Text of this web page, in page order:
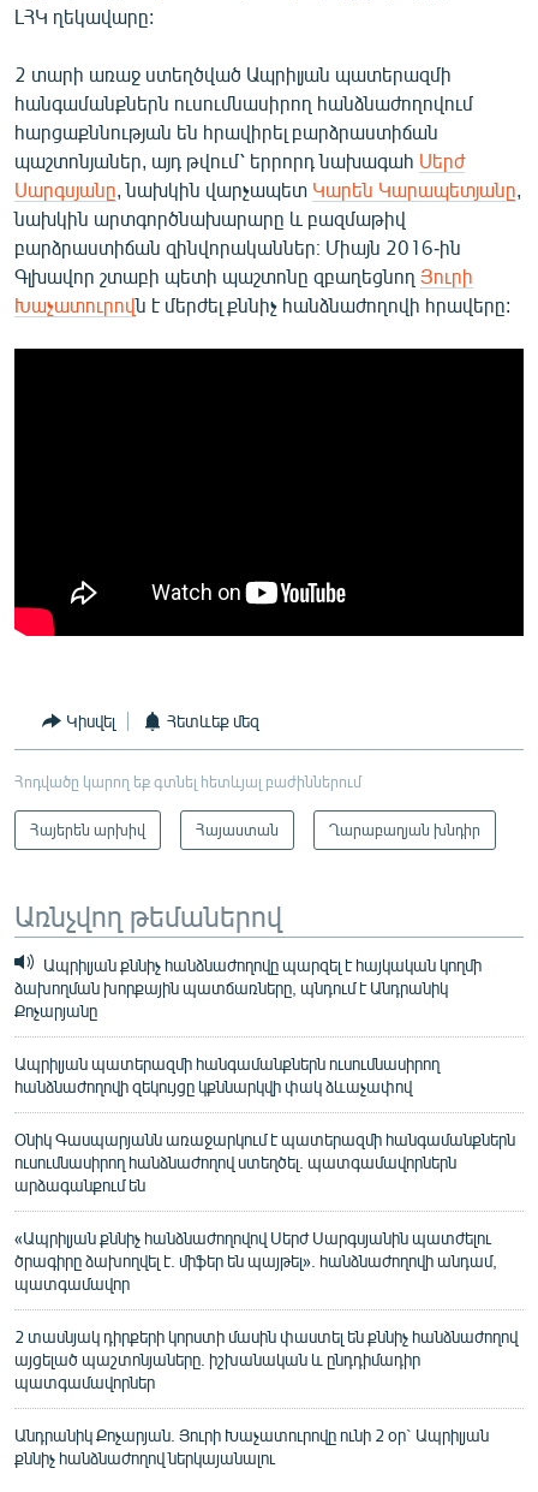
ԼՀԿ ղեկավարը:
2 տարի առաջ ստեղծված Ապրիլյան պատերազմի
հանգամանքներն ուսումնասիրող հանձնաժողովում
հարցաքննության են հրավիրել բարձրաստիճան
պաշտոնյաներ, այդ թվում՝ երրորդ նախագահ Սերժ
Սարգսյանը , նախկին վարչապետ Կարեն Կարապետյանը
նախկին արտգործնախարարը և բազմաթիվ
բարձրաստիճան զինվորականներ։ Միայն 2016-ին
Գլխավոր շտաբի պետի պաշտոնը զբաղեցնող Յուրի
Խաչատուրովն է մերժել քննիչ հանձնաժողովի հրավերը:
Կիսվել Հետևեք մեզ
Հոդվածը կարող եք գտնել հետևյալ բաժիններում
Հայերեն արխիվ Հայաստան Ղարաբաղյան խնդիր
Առնչվող թեմաներով
Ապրիլյան քննիչ հանձնաժողովը պարզել է հայկական կողմի
ձախողման խորքային պատճառները, պնդում է Անդրանիկ
Քոչարյանը
Ապրիլյան պատերազմի հանգամանքներն ուսումնասիրող
հանձնաժողովի զեկույցը կքննարկվի փակ ձևաչափով
Օնիկ Գասպարյանն առաջարկում է պատերազմի հանգամանքներն
ուսումնասիրող հանձնաժողով ստեղծել. պատգամավորներն
արձագանքում են
«Ապրիլյան քննիչ հանձնաժողովով Սերժ Սարգսյանին պատժելու
ծրագիրը ձախողվել է. միֆեր են պայթել». հանձնաժողովի անդամ,
պատգամավոր
2 տասնյակ դիրքերի կորստի մասին փաստել են քննիչ հանձնաժողով
այցելած պաշտոնյաները. իշխանական և ընդդիմադիր
պատգամավորներ
Անդրանիկ Քոչարյան. Յուրի Խաչատուրովը ունի 2 օր` Ապրիլյան
քննիչ հանձնաժողով ներկայանալու